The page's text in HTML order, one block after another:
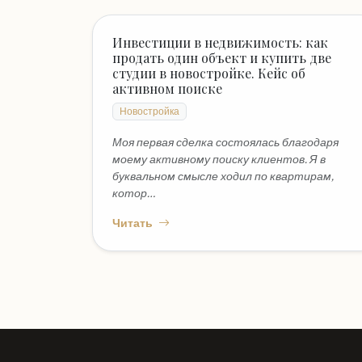
Инвестиции в недвижимость: как
продать один объект и купить две
студии в новостройке. Кейс об
активном поиске
Новостройка
Моя первая сделка состоялась благодаря
моему активному поиску клиентов. Я в
буквальном смысле ходил по квартирам,
котор…
Читать